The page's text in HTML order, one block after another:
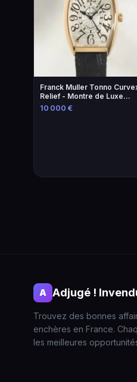
Franck Muller Tonno
Relief - Montre de Luxe
Unique
10 000 €
A Adjugé !
Trouvez des bonnes
enchères en France.
les meilleures